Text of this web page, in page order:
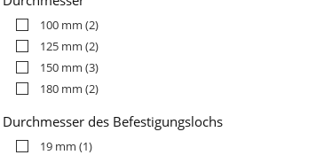
100 mm (2)
125 mm (2)
150 mm (3)
180 mm (2)
Durchmesser des Befestigungslochs
19 mm (1)